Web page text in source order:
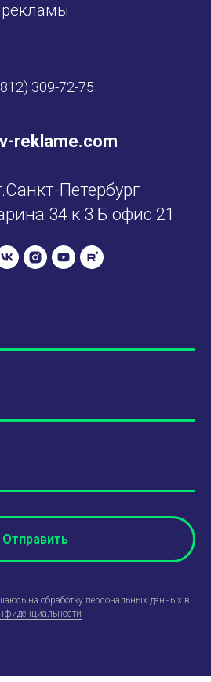
рекламы
309-72-75
reklame.com
Петербург
34 к 3 Б офис 21
Отправить
на обработку персональных данных в